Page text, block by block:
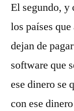
El segundo, y
los países
dejan de
software que
ese dinero se
con ese